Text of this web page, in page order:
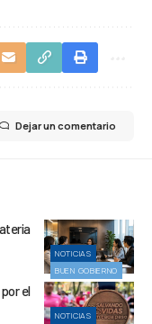
Dejar un comentario
NOTICIAS
BUEN GOBIERNO
NOTICIAS
el